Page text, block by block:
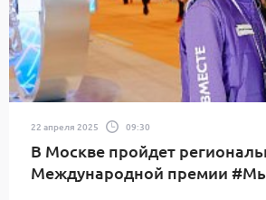
22 апреля 2025 09:30
В Москве пройдет
Международной премии